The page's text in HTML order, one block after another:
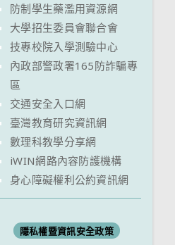
防制學生藥濫用資源網
大學招生委員會聯合會
技專校院入學測驗中心
內政部警政署165防詐騙專
區
交通安全入口網
臺灣教育研究資訊網
數理科教學分享網
iWIN網路內容防護機構
身心障礙權利公約資訊網
隱私權暨資訊安全政策